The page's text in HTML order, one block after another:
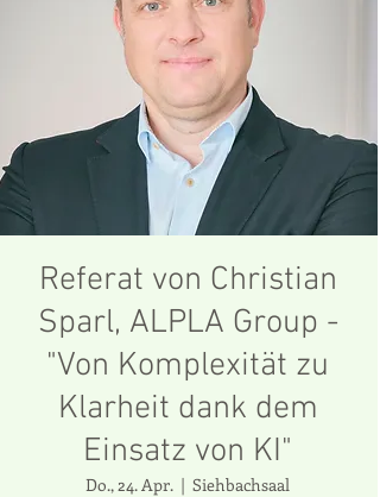
Referat von Christian
Sparl, ALPLA Group -
"Von Komplexität zu
Klarheit dank dem
Einsatz von KI"
Do., 24. Apr.
  |
Siehbachsaal